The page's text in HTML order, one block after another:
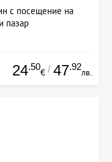
с посещение на
пазар
24.50
€ / 47.92
лв.